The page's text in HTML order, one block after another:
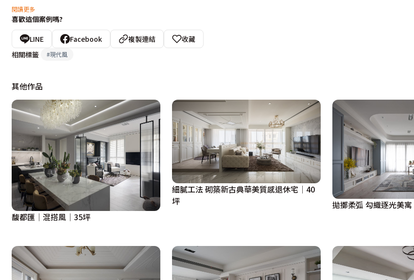
由於是新成屋的關係，所以在結構格局上並沒有大刀闊斧的變動，只有在書房的部份，以穿透式的書櫃取代原先的磚牆
讓視覺空間更具有延伸性和流動感，而且在客廳電視主牆的部份，創造出魔術般的收納機能，同時巧妙將牆面退到客廳
外，輕鬆化解原先的風水問題。
設計重點：
2.	藉由聰明的收納機能，巧妙化解了玄關和客廳間的風水難題。
3.	以穿透式的書櫃取代原先的磚牆，讓視覺空間更具有延伸性和流動感。
4.	採用獨特的把手設計，讓創意巧思兼具視覺美感和居家安全。
5.	透過梧桐風化木的獨特天然紋理，點綴出空間的溫潤度和幸福感。
閱讀更多
喜歡這個案例嗎?
LINE Facebook 複製連結
收藏
相關標籤
#現代風
其他作品
馥都匯│混搭風│35坪
細膩工法 砌築新古典華美質感退休宅│40
坪
拋擲柔弧 勾織逐光美